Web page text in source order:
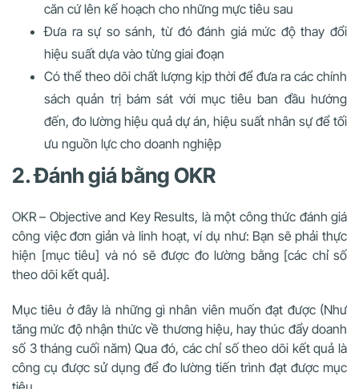
căn cứ lên kế hoạch cho những mực tiêu sau
Đưa ra sự so sánh, từ đó đánh giá mức độ thay đổi
hiệu suất dựa vào từng giai đoạn
Có thể theo dõi chất lượng kịp thời để đưa ra các chính
sách quản trị bám sát với mục tiêu ban đầu hướng
đến, đo lường hiệu quả dự án, hiệu suất nhân sự để tối
ưu nguồn lực cho doanh nghiệp
2. Đánh giá bằng OKR
OKR – Objective and Key Results, là một công thức đánh giá
công việc đơn giản và linh hoạt, ví dụ như: Bạn sẽ phải thực
hiện [mục tiêu] và nó sẽ được đo lường bằng [các chỉ số
theo dõi kết quả].
Mục tiêu ở đây là những gì nhân viên muốn đạt được (Như
tăng mức độ nhận thức về thương hiệu, hay thúc đẩy doanh
số 3 tháng cuối năm) Qua đó, các chỉ số theo dõi kết quả là
công cụ được sử dụng để đo lường tiến trình đạt được mục